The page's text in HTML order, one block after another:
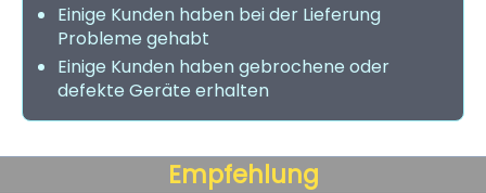
Einige Kunden haben bei der Lieferung
Probleme gehabt
Einige Kunden haben gebrochene oder
defekte Geräte erhalten
Empfehlung